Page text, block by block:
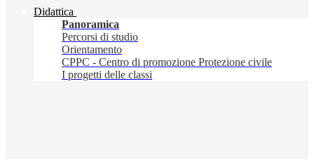
Didattica
Panoramica
Percorsi di studio
Orientamento
CPPC - Centro di promozione Protezione civile
I progetti delle classi